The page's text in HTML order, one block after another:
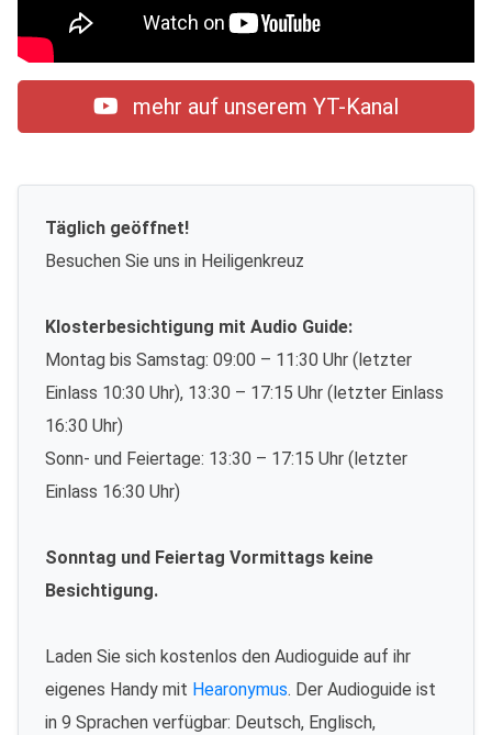
mehr auf unserem YT-Kanal
Täglich geöffnet!
Besuchen Sie uns in Heiligenkreuz
Klosterbesichtigung mit Audio Guide:
Montag bis Samstag: 09:00 – 11:30 Uhr (letzter
Einlass 10:30 Uhr), 13:30 – 17:15 Uhr (letzter Einlass
16:30 Uhr)
Sonn- und Feiertage: 13:30 – 17:15 Uhr (letzter
Einlass 16:30 Uhr)
Sonntag und Feiertag Vormittags keine
Besichtigung.
Laden Sie sich kostenlos den Audioguide auf ihr
eigenes Handy mit Hearonymus. Der Audioguide ist
in 9 Sprachen verfügbar: Deutsch, Englisch,